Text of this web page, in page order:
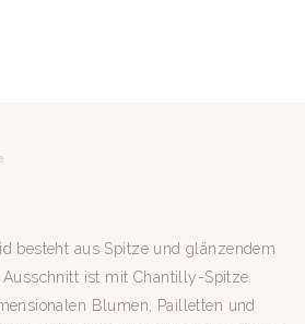
besteht aus Spitze und glänzendem
ist mit Chantilly-Spitze
Blumen, Pailletten und